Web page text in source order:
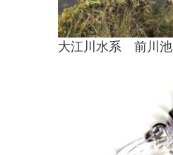
大江川水系 前川池